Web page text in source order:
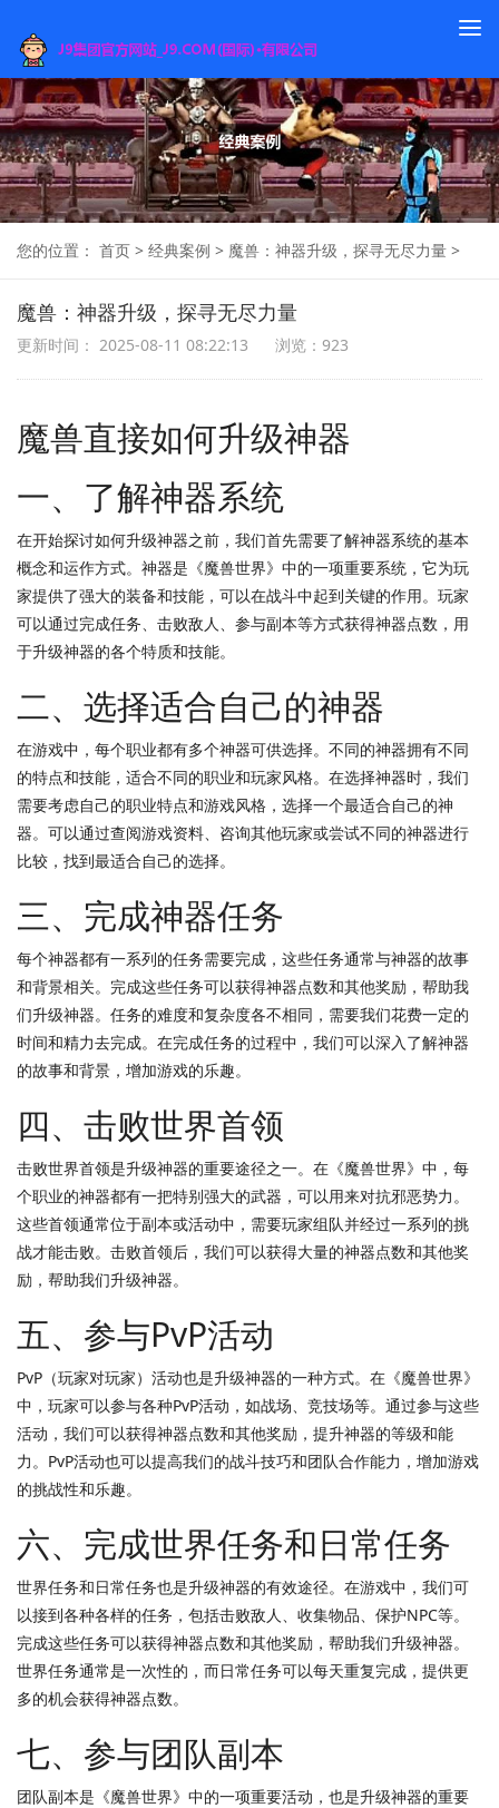
您的位置： 首页 > 经典案例 > 魔兽：神器升级，探寻无尽力量 >
魔兽：神器升级，探寻无尽力量
更新时间： 2025-08-11 08:22:13 浏览：923
魔兽直接如何升级神器
一、了解神器系统
在开始探讨如何升级神器之前，我们首先需要了解神器系统的基本
概念和运作方式。神器是《魔兽世界》中的一项重要系统，它为玩
家提供了强大的装备和技能，可以在战斗中起到关键的作用。玩家
可以通过完成任务、击败敌人、参与副本等方式获得神器点数，用
于升级神器的各个特质和技能。
二、选择适合自己的神器
在游戏中，每个职业都有多个神器可供选择。不同的神器拥有不同
的特点和技能，适合不同的职业和玩家风格。在选择神器时，我们
需要考虑自己的职业特点和游戏风格，选择一个最适合自己的神
器。可以通过查阅游戏资料、咨询其他玩家或尝试不同的神器进行
比较，找到最适合自己的选择。
三、完成神器任务
每个神器都有一系列的任务需要完成，这些任务通常与神器的故事
和背景相关。完成这些任务可以获得神器点数和其他奖励，帮助我
们升级神器。任务的难度和复杂度各不相同，需要我们花费一定的
时间和精力去完成。在完成任务的过程中，我们可以深入了解神器
的故事和背景，增加游戏的乐趣。
四、击败世界首领
击败世界首领是升级神器的重要途径之一。在《魔兽世界》中，每
个职业的神器都有一把特别强大的武器，可以用来对抗邪恶势力。
这些首领通常位于副本或活动中，需要玩家组队并经过一系列的挑
战才能击败。击败首领后，我们可以获得大量的神器点数和其他奖
励，帮助我们升级神器。
五、参与PvP活动
PvP（玩家对玩家）活动也是升级神器的一种方式。在《魔兽世界》
中，玩家可以参与各种PvP活动，如战场、竞技场等。通过参与这些
活动，我们可以获得神器点数和其他奖励，提升神器的等级和能
力。PvP活动也可以提高我们的战斗技巧和团队合作能力，增加游戏
的挑战性和乐趣。
六、完成世界任务和日常任务
世界任务和日常任务也是升级神器的有效途径。在游戏中，我们可
以接到各种各样的任务，包括击败敌人、收集物品、保护NPC等。
完成这些任务可以获得神器点数和其他奖励，帮助我们升级神器。
世界任务通常是一次性的，而日常任务可以每天重复完成，提供更
多的机会获得神器点数。
七、参与团队副本
团队副本是《魔兽世界》中的一项重要活动，也是升级神器的重要